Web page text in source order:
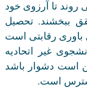
روند تا آرزوی خود
ببخشند. تحصیل
باوری رقابتی است
غیر اتحادیه
است دشوار باشد
است.